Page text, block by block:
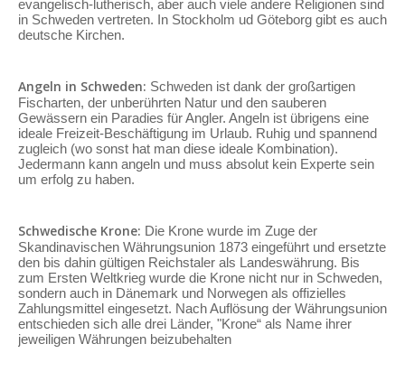
evangelisch-lutherisch, aber auch viele andere Religionen sind
in Schweden vertreten. In Stockholm ud Göteborg gibt es auch
deutsche Kirchen.
Angeln in Schweden: Schweden ist dank der großartigen
Fischarten, der unberührten Natur und den sauberen
Gewässern ein Paradies für Angler. Angeln ist übrigens eine
ideale Freizeit-Beschäftigung im Urlaub. Ruhig und spannend
zugleich (wo sonst hat man diese ideale Kombination).
Jedermann kann angeln und muss absolut kein Experte sein
um erfolg zu haben.
Schwedische Krone: Die Krone wurde im Zuge der
Skandinavischen Währungsunion 1873 eingeführt und ersetzte
den bis dahin gültigen Reichstaler als Landeswährung. Bis
zum Ersten Weltkrieg wurde die Krone nicht nur in Schweden,
sondern auch in Dänemark und Norwegen als offizielles
Zahlungsmittel eingesetzt. Nach Auflösung der Währungsunion
entschieden sich alle drei Länder, "Krone“ als Name ihrer
jeweiligen Währungen beizubehalten